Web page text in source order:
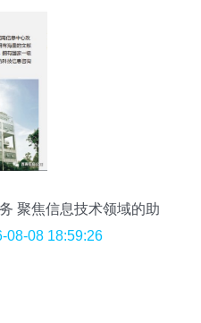
聚焦信息技术领域的助
08-08 18:59:26